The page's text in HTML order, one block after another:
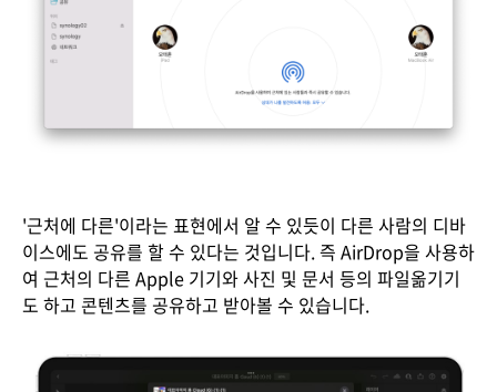
'근처에 다른'이라는 표현에서 알 수 있듯이 다른 사람의 디바
이스에도 공유를 할 수 있다는 것입니다. 즉 AirDrop을 사용하
여 근처의 다른 Apple 기기와 사진 및 문서 등의 파일옮기기
도 하고 콘텐츠를 공유하고 받아볼 수 있습니다.